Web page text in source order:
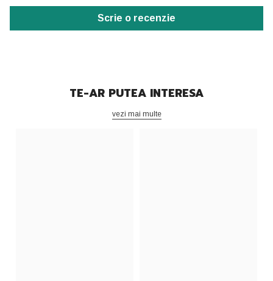
Scrie o recenzie
TE-AR PUTEA INTERESA
vezi mai multe